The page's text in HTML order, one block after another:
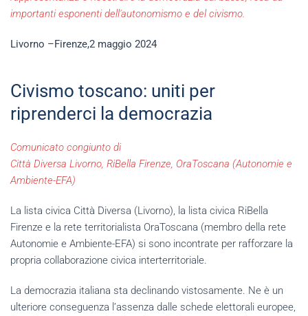
importanti esponenti dell'autonomismo e del civismo.
Livorno –Firenze,2 maggio 2024
Civismo toscano: uniti per
riprenderci la democrazia
Comunicato congiunto di
Città Diversa Livorno, RiBella Firenze, OraToscana (Autonomie e
Ambiente-EFA)
La lista civica Città Diversa (Livorno), la lista civica RiBella
Firenze e la rete territorialista OraToscana (membro della rete
Autonomie e Ambiente-EFA) si sono incontrate per rafforzare la
propria collaborazione civica interterritoriale.
La democrazia italiana sta declinando vistosamente. Ne è un
ulteriore conseguenza l’assenza dalle schede elettorali europee,